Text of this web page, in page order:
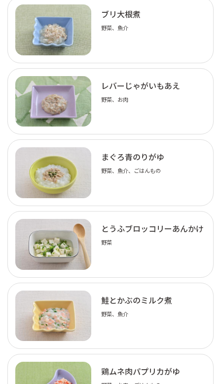
ブリ大根煮
野菜、魚介
レバーじゃがいもあえ
野菜、お肉
まぐろ青のりがゆ
野菜、魚介、ごはんもの
とうふブロッコリーあんかけ
野菜
鮭とかぶのミルク煮
野菜、魚介
鶏ムネ肉パプリカがゆ